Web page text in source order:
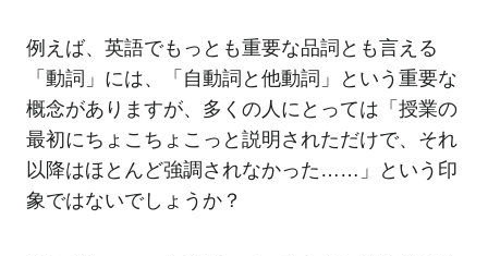
例えば、英語でもっとも重要な品詞とも言える
「動詞」には、「自動詞と他動詞」という重要な
概念がありますが、多くの人にとっては「授業の
最初にちょこちょこっと説明されただけで、それ
以降はほとんど強調されなかった……」という印
象ではないでしょうか？